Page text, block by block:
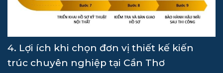
4. Lợi ích khi chọn đơn vị thiết kế kiến
trúc chuyên nghiệp tại Cần Thơ